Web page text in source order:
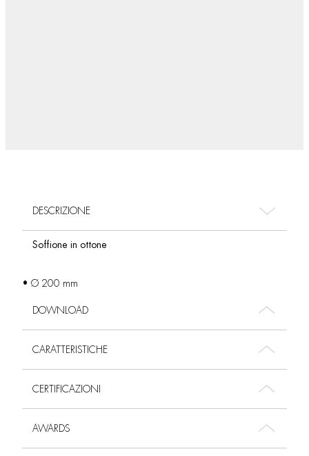
DESCRIZIONE
Soffione in ottone
• Ø 200 mm
DOWNLOAD
CARATTERISTICHE
CERTIFICAZIONI
AWARDS